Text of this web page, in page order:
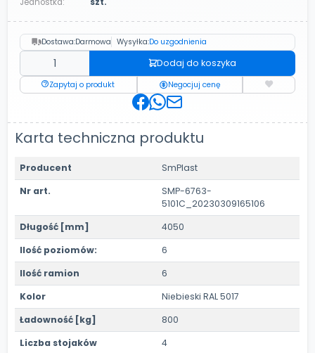
Jednostka: szt.
Dostawa:Darmowa Wysyłka:Do uzgodnienia
Dodaj do koszyka
Zapytaj o produkt Negocjuj cenę
Karta techniczna produktu
Producent
SmPlast
Nr art.
SMP-6763-
5101C_20230309165106
Długość [mm]
4050
Ilość poziomów:
6
Ilość ramion
6
Kolor
Niebieski RAL 5017
Ładowność [kg]
800
Liczba stojaków
4